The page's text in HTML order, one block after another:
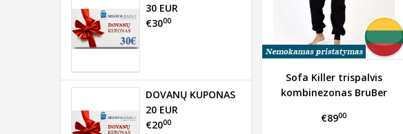
Sofa Killer trispalvis
kombinezonas BruBer
€8900
30 EUR
€3000
DOVANŲ KUPONAS
20 EUR
€2000